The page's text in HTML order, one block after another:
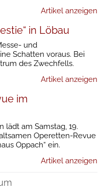
Artikel anzeigen
in Löbau
und
Schatten voraus. Bei
des Zwechfells.
Artikel anzeigen
im
lädt am Samstag, 19.
Operetten-Revue
Oppach“ ein.
Artikel anzeigen